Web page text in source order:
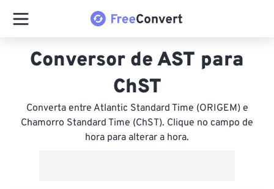
Conversor de AST para
ChST
Converta entre Atlantic Standard Time (ORIGEM) e
Chamorro Standard Time (ChST). Clique no campo de
hora para alterar a hora.